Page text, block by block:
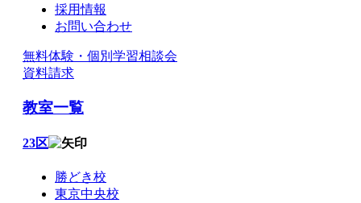
採用情報
お問い合わせ
無料体験・個別学習相談会
資料請求
教室一覧
23区
勝どき校
東京中央校